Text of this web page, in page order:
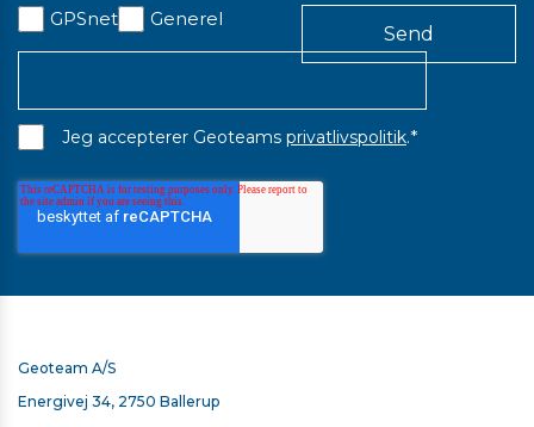
På lager
GPSnet Generel
Jeg accepterer Geoteams privatlivspolitik.*
Geoteam A/S
Energivej 34, 2750 Ballerup